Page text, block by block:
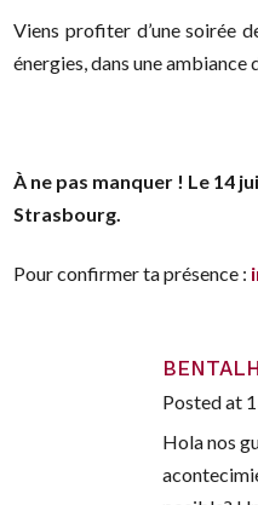
Viens profiter d’une soirée
énergies, dans une
À ne pas manquer ! Le 14
Strasbourg.
Pour confirmer ta présence :
Posted at
Hola nos